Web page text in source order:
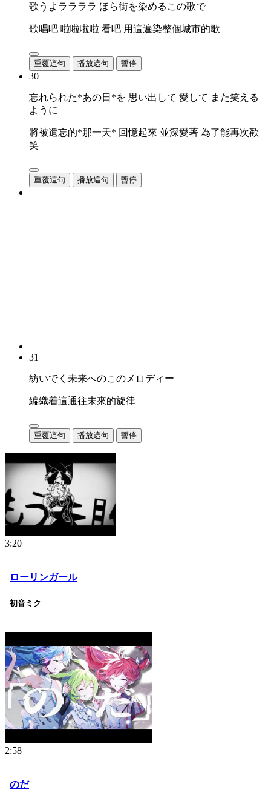
歌うよララララ ほら街を染めるこの歌で
歌唱吧 啦啦啦啦 看吧 用這遍染整個城市的歌
重覆這句 播放這句 暫停
30
忘れられた*あの日*を 思い出して 愛して また笑える
ように
將被遺忘的*那一天* 回憶起來 並深愛著 為了能再次歡
笑
重覆這句 播放這句 暫停
31
紡いでく未来へのこのメロディー
編織着這通往未來的旋律
重覆這句 播放這句 暫停
3:20
ローリンガール
初音ミク
2:58
のだ